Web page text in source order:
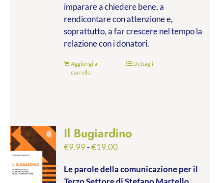
imparare a chiedere bene, a
rendicontare con attenzione e,
soprattutto, a far crescere nel tempo la
relazione con i donatori.
Aggiungi al
carrello
Dettagli
Il Bugiardino
€9.99-€19.00Fascia
prezzo:
Le parole della comunicazione per il